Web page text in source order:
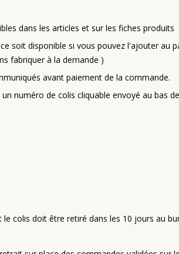
dans les articles et sur les fiches produits
soit disponible si vous pouvez l'ajouter au
fabriquer à la demande )
avant paiement de la commande.
numéro de colis cliquable envoyé au bas
colis doit être retiré dans les 10 jours au